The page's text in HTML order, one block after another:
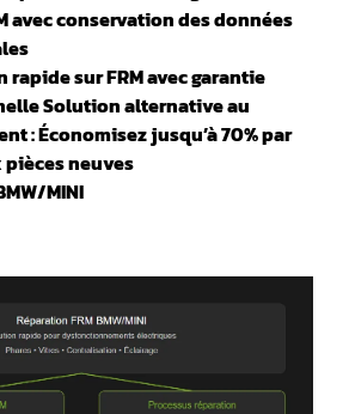
avec conservation des données
sur FRM avec garantie
Solution alternative au
: Économisez jusqu’à 70% par
neuves
MINI